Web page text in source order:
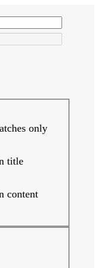
only
title
content